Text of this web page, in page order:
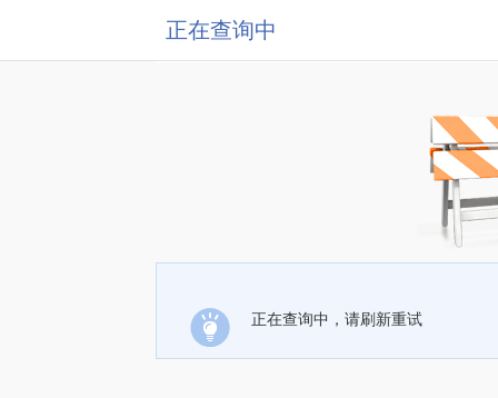
正在查询中
正在查询中，请刷新重试